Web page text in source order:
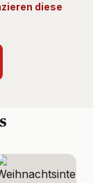
diese